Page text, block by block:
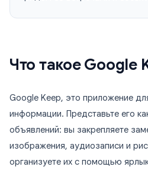
Что такое Google
Google Keep, это приложение
информации. Представьте его
объявлений: вы закрепляете
изображения, аудиозаписи и
организуете их с помощью